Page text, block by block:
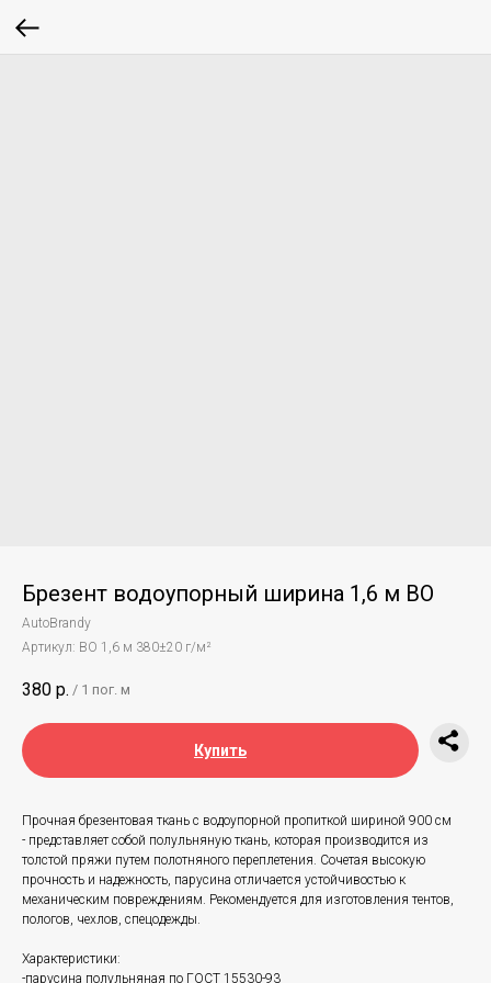
Брезент водоупорный ширина 1,6 м ВО
AutoBrandy
Артикул: ВО 1,6 м 380±20 г/м²
380 р. / 1 пог. м
Купить
Прочная брезентовая ткань с водоупорной пропиткой шириной 900 см
- представляет собой полульняную ткань, которая производится из
толстой пряжи путем полотняного переплетения. Сочетая высокую
прочность и надежность, парусина отличается устойчивостью к
механическим повреждениям. Рекомендуется для изготовления тентов,
пологов, чехлов, спецодежды.
Характеристики:
-парусина полульняная по ГОСТ 15530-93